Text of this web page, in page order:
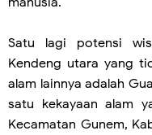
Satu lagi potensi
Kendeng utara yang
alam lainnya adalah
satu kekayaan alam
Kecamatan Gunem,